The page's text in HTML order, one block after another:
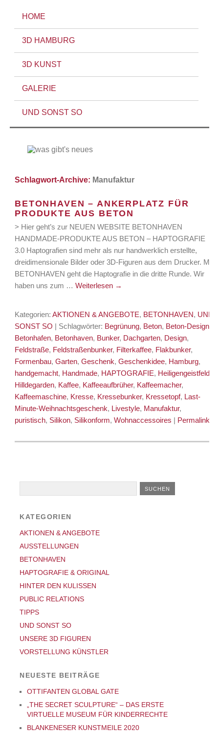
HOME
3D HAMBURG
3D KUNST
GALERIE
UND SONST SO
Schlagwort-Archive: Manufaktur
BETONHAVEN – ANKERPLATZ FÜR
PRODUKTE AUS BETON
> Hier geht’s zur NEUEN WEBSITE BETONHAVEN
HANDMADE-PRODUKTE AUS BETON – HAPTOGRAFIE
3.0 Haptografien sind mehr als nur handwerklich erstellte,
dreidimensionale Bilder oder 3D-Figuren aus dem Drucker. Mit
BETONHAVEN geht die Haptografie in die dritte Runde. Wir
haben uns zum …Weiterlesen →
Kategorien:AKTIONEN & ANGEBOTE, BETONHAVEN, UND
SONST SO | Schlagwörter: Begrünung, Beton, Beton-Design
Betonhafen, Betonhaven, Bunker, Dachgarten, Design,
Feldstraße, Feldstraßenbunker, Filterkaffee, Flakbunker,
Formenbau,Garten,Geschenk,Geschenkidee, Hamburg,
handgemacht, Handmade, HAPTOGRAFIE, Heiligengeistfeld
Hilldegarden, Kaffee, Kaffeeaufbrüher, Kaffeemacher,
Kaffeemaschine, Kresse, Kressebunker, Kressetopf, Last-
Minute-Weihnachtsgeschenk, Livestyle, Manufaktur,
puristisch, Silikon, Silikonform,Wohnaccessoires | Permalink
KATEGORIEN
AKTIONEN & ANGEBOTE
AUSSTELLUNGEN
BETONHAVEN
HAPTOGRAFIE & ORIGINAL
HINTER DEN KULISSEN
PUBLIC RELATIONS
TIPPS
UND SONST SO
UNSERE 3D FIGUREN
VORSTELLUNG KÜNSTLER
NEUESTE BEITRÄGE
OTTIFANTEN GLOBAL GATE
„THE SECRET SCULPTURE“ – DAS ERSTE
VIRTUELLE MUSEUM FÜR KINDERRECHTE
BLANKENESER KUNSTMEILE 2020